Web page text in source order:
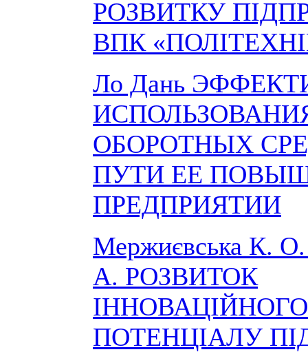
РОЗВИТКУ
ВПК
Ло Дань
ОБОРОТНЫХ
ПУТИ ЕЕ
ПРЕДПРИЯТИИ
Мержиєвська К.
А. РОЗВИТОК
ІННОВАЦІЙНОГО
ПОТЕНЦІАЛУ